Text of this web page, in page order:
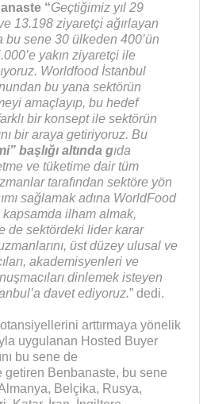
“Geçtiğimiz yıl 29
13.198 ziyaretçi ağırlayan
bu sene 30 ülkeden 400’ün
yakın ziyaretçi ile
Worldfood İstanbul
bu yana sektörün
amaçlayıp, bu hedef
bir konsept ile sektörün
bir araya getiriyoruz. Bu
başlığı altında gıda
ve tüketime dair tüm
tarafından sektöre yön
sağlamak adına WorldFood
kapsamda ilham almak,
de sektördeki lider karar
üst düzey ulusal ve
akademisyenleri ve
dinlemek isteyen
davet ediyoruz.” dedi.
arttırmaya yönelik
uygulanan Hosted Buyer
bu sene de
getiren Benbanaste, bu sene
Belçika, Rusya,